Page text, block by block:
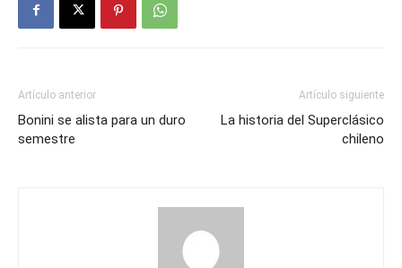
Artículo anterior
Bonini se alista para un duro
semestre
Artículo siguiente
La historia del Superclásico
chileno